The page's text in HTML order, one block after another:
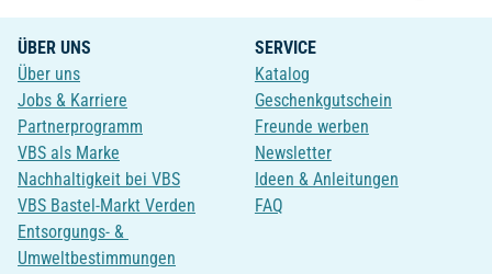
ÜBER UNS
Über uns
Jobs & Karriere
Partnerprogramm
VBS als Marke
Nachhaltigkeit bei VBS
VBS Bastel-Markt Verden
Entsorgungs- &
Umweltbestimmungen
SERVICE
Katalog
Geschenkgutschein
Freunde werben
Newsletter
Ideen & Anleitungen
FAQ